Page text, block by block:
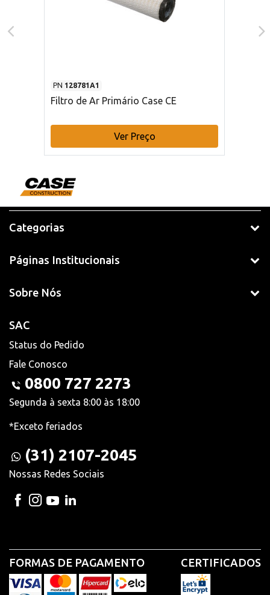
PN 128781A1
Filtro de Ar Primário Case CE
Ver Preço
Categorias
Páginas Institucionais
Sobre Nós
SAC
Status do Pedido
Fale Conosco
0800 727 2273
Segunda à sexta 8:00 às 18:00
*Exceto feriados
(31) 2107-2045
Nossas Redes Sociais
FORMAS DE PAGAMENTO CERTIFICADOS